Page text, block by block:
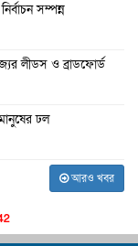
সম্পন্ন
লীডস ও ব্রাডফোর্ড
ঢল
আরও খবর